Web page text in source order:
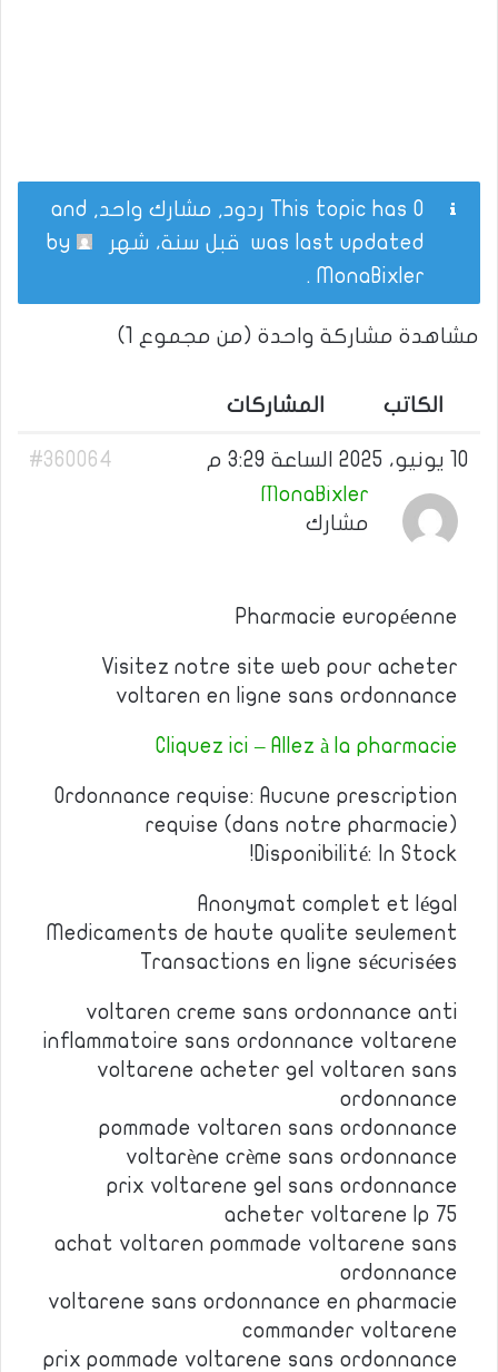
This topic has 0 ردود, مشارك واحد, and
was last updated قبل سنة، شهر
MonaBixler
.
مشاهدة مشاركة واحدة (من مجموع 1)
الكاتب المشاركات
10 يونيو، 2025 الساعة 3:29 م
#360064
MonaBixler
مشارك
Pharmacie européenne
Visitez notre site web pour acheter
voltaren en ligne sans ordonnance
Cliquez ici – Allez à la pharmacie
Ordonnance requise: Aucune prescription
requise (dans notre pharmacie)
Disponibilité: In Stock!
Anonymat complet et légal
Medicaments de haute qualite seulement
Transactions en ligne sécurisées
voltaren creme sans ordonnance anti
inflammatoire sans ordonnance voltarene
voltarene acheter gel voltaren sans
ordonnance
pommade voltaren sans ordonnance
voltarène crème sans ordonnance
prix voltarene gel sans ordonnance
acheter voltarene lp 75
achat voltaren pommade voltarene sans
ordonnance
voltarene sans ordonnance en pharmacie
commander voltarene
prix pommade voltarene sans ordonnance